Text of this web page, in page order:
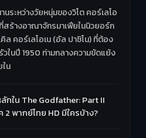
นระหว่างวัยหนุ่มของวิโต คอร์เลโอ
ที่สร้างอาณาจักรมาเฟียในนิวยอร์ก
ล คอร์เลโอเน (อัล ปาชิโน) ที่ต้อง
ในปี 1950 ท่ามกลางความขัดแย้ง
น
กใน The Godfather: Part II
2 พากย์ไทย HD มีใครบ้าง?